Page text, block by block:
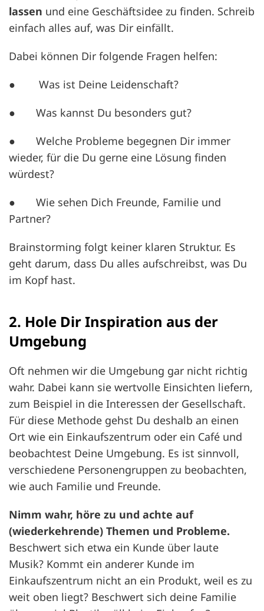
lassen und eine Geschäftsidee zu finden. Schreib
einfach alles auf, was Dir einfällt.
Dabei können Dir folgende Fragen helfen:
● Was ist Deine Leidenschaft?
● Was kannst Du besonders gut?
● Welche Probleme begegnen Dir immer
wieder, für die Du gerne eine Lösung finden
würdest?
● Wie sehen Dich Freunde, Familie und
Partner?
Brainstorming folgt keiner klaren Struktur. Es
geht darum, dass Du alles aufschreibst, was Du
im Kopf hast.
2. Hole Dir Inspiration aus der
Umgebung
Oft nehmen wir die Umgebung gar nicht richtig
wahr. Dabei kann sie wertvolle Einsichten liefern,
zum Beispiel in die Interessen der Gesellschaft.
Für diese Methode gehst Du deshalb an einen
Ort wie ein Einkaufszentrum oder ein Café und
beobachtest Deine Umgebung. Es ist sinnvoll,
verschiedene Personengruppen zu beobachten,
wie auch Familie und Freunde.
Nimm wahr, höre zu und achte auf
(wiederkehrende) Themen und Probleme.
Beschwert sich etwa ein Kunde über laute
Musik? Kommt ein anderer Kunde im
Einkaufszentrum nicht an ein Produkt, weil es zu
weit oben liegt? Beschwert sich deine Familie